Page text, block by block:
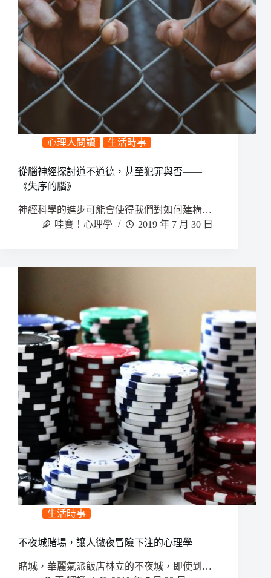
心理人閱讀 生活時事
從腦神經探討道不道德，甚至犯罪與否——
《失序的腦》
神經科學的進步可能會使得我們對如何建構…
哇賽！心理學
2019 年 7 月 30 日
生活時事
不夜城賭場，讓人徹夜冒險下注的心理學
賭城，華麗氣派飯店林立的不夜城，即使到…